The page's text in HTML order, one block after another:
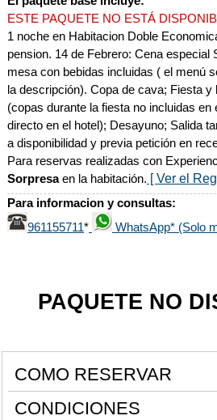
ESTE PAQUETE NO ESTÁ
1 noche en Habitacion Doble
pension. 14 de Febrero: Cena especial
mesa con bebidas incluidas ( el menú
la descripción). Copa de cava; Fiesta
(copas durante la fiesta no incluidas en
directo en el hotel); Desayuno; Salida
a disponibilidad y previa petición en
Para reservas realizadas con
Sorpresaen la habitación. [ Ver el
Para informacion y consultas:
961155711* WhatsApp* (Solo
PAQUETE NO
COMO RESERVAR
CONDICIONES